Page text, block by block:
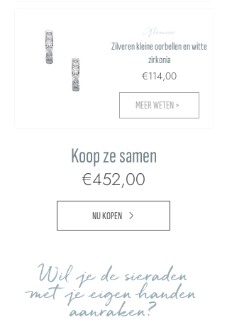
Glamour
Zilveren kleine oorbellen en witte
zirkonia
€114,00
MEER WETEN >
Koop ze samen
€452,00
NU KOPEN
Wil je de sieraden
met je eigen handen
aanraken?